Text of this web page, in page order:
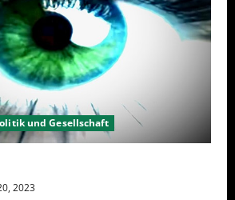
und Gesellschaft
2023